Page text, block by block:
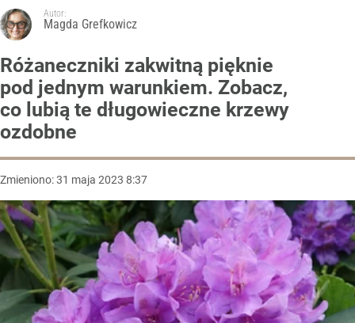
Autor:
Magda Grefkowicz
Różaneczniki zakwitną pięknie
pod jednym warunkiem. Zobacz,
co lubią te długowieczne krzewy
ozdobne
Zmieniono:31 maja 2023 8:37